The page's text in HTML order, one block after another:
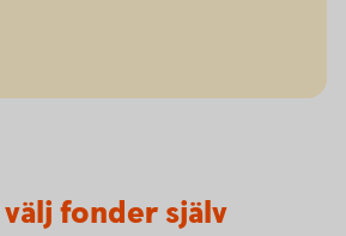
fonder själv